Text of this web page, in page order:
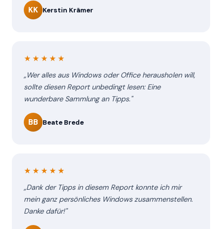
KK Kerstin Krämer
★★★★★
„Wer alles aus Windows oder Office herausholen will,
sollte diesen Report unbedingt lesen: Eine
wunderbare Sammlung an Tipps."
BB Beate Brede
★★★★★
„Dank der Tipps in diesem Report konnte ich mir
mein ganz persönliches Windows zusammenstellen.
Danke dafür!"